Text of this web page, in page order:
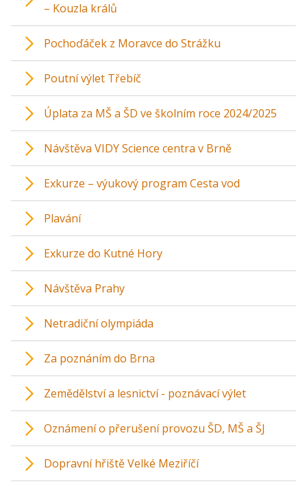
– Kouzla králů
Pochoďáček z Moravce do Strážku
Poutní výlet Třebíč
Úplata za MŠ a ŠD ve školním roce 2024/2025
Návštěva VIDY Science centra v Brně
Exkurze – výukový program Cesta vod
Plavání
Exkurze do Kutné Hory
Návštěva Prahy
Netradiční olympiáda
Za poznáním do Brna
Zemědělství a lesnictví - poznávací výlet
Oznámení o přerušení provozu ŠD, MŠ a ŠJ
Dopravní hřiště Velké Meziříčí